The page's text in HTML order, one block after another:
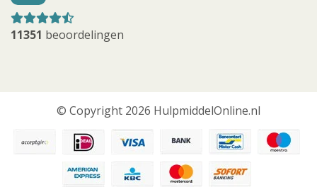
11351 beoordelingen
© Copyright 2026 HulpmiddelOnline.nl